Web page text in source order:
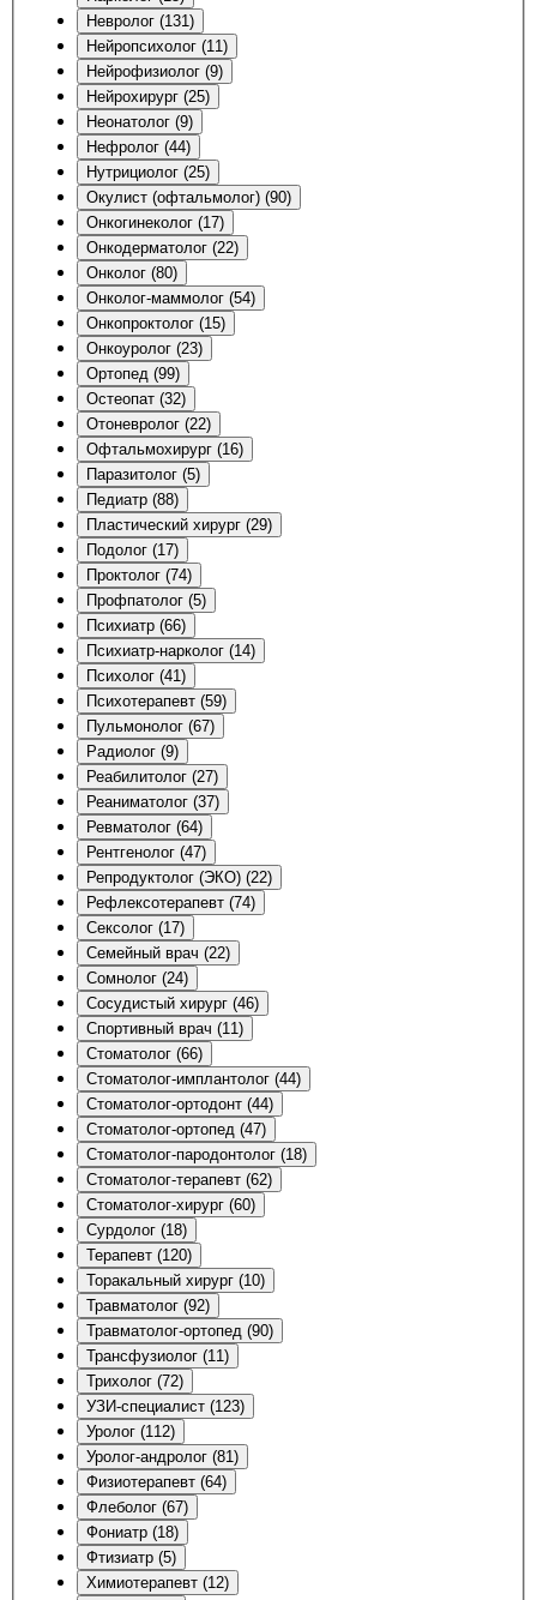
Невролог (131)
Нейропсихолог (11)
Нейрофизиолог (9)
Нейрохирург (25)
Неонатолог (9)
Нефролог (44)
Нутрициолог (25)
Окулист (офтальмолог) (90)
Онкогинеколог (17)
Онкодерматолог (22)
Онколог (80)
Онколог-маммолог (54)
Онкопроктолог (15)
Онкоуролог (23)
Ортопед (99)
Остеопат (32)
Отоневролог (22)
Офтальмохирург (16)
Паразитолог (5)
Педиатр (88)
Пластический хирург (29)
Подолог (17)
Проктолог (74)
Профпатолог (5)
Психиатр (66)
Психиатр-нарколог (14)
Психолог (41)
Психотерапевт (59)
Пульмонолог (67)
Радиолог (9)
Реабилитолог (27)
Реаниматолог (37)
Ревматолог (64)
Рентгенолог (47)
Репродуктолог (ЭКО) (22)
Рефлексотерапевт (74)
Сексолог (17)
Семейный врач (22)
Сомнолог (24)
Сосудистый хирург (46)
Спортивный врач (11)
Стоматолог (66)
Стоматолог-имплантолог (44)
Стоматолог-ортодонт (44)
Стоматолог-ортопед (47)
Стоматолог-пародонтолог (18)
Стоматолог-терапевт (62)
Стоматолог-хирург (60)
Сурдолог (18)
Терапевт (120)
Торакальный хирург (10)
Травматолог (92)
Травматолог-ортопед (90)
Трансфузиолог (11)
Трихолог (72)
УЗИ-специалист (123)
Уролог (112)
Уролог-андролог (81)
Физиотерапевт (64)
Флеболог (67)
Фониатр (18)
Фтизиатр (5)
Химиотерапевт (12)